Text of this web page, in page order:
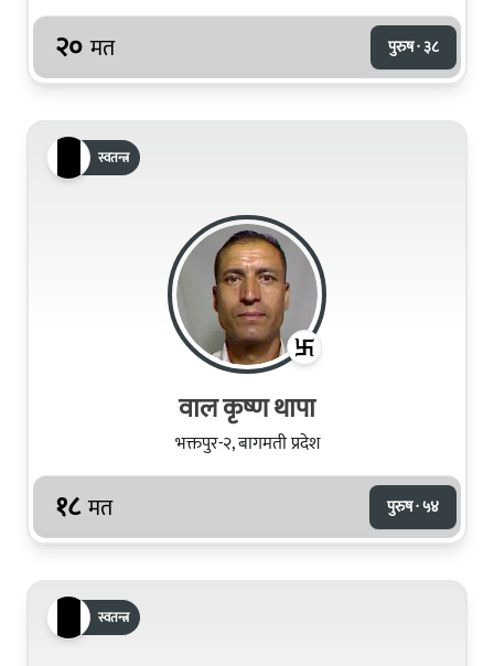
२० मत पुरुष · ३८
स्वतन्त्र
वाल कृष्ण थापा
भक्तपुर-२, बागमती प्रदेश
१८ मत पुरुष · ५४
स्वतन्त्र